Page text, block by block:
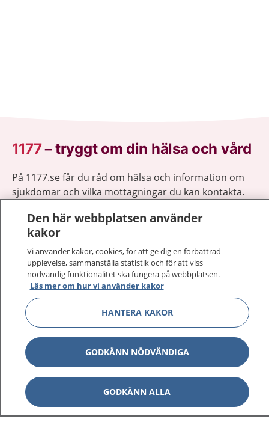
1177–tryggt om din hälsa och vård
På 1177.se får du råd om hälsa och information om
sjukdomar och vilka mottagningar du kan kontakta.
vårdärenden. Ring telefonnummer 1177 för
sjukvårdsrådgivning dygnet runt.
1177 ger dig råd när du vill må bättre.
1177 på flera språk Visa
Om 1177 Visa
Kontakt Visa
Den här webbplatsen använder
kakor
Vi använder kakor, cookies, för att ge dig en förbättrad
upplevelse, sammanställa statistik och för att viss
nödvändig funktionalitet ska fungera på webbplatsen.
Läs mer om hur vi använder kakor
HANTERA KAKOR
GODKÄNN NÖDVÄNDIGA
GODKÄNN ALLA